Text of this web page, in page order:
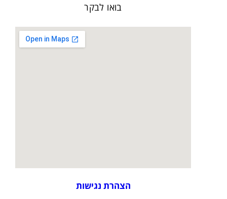
בואו לבקר
הצהרת נגישות